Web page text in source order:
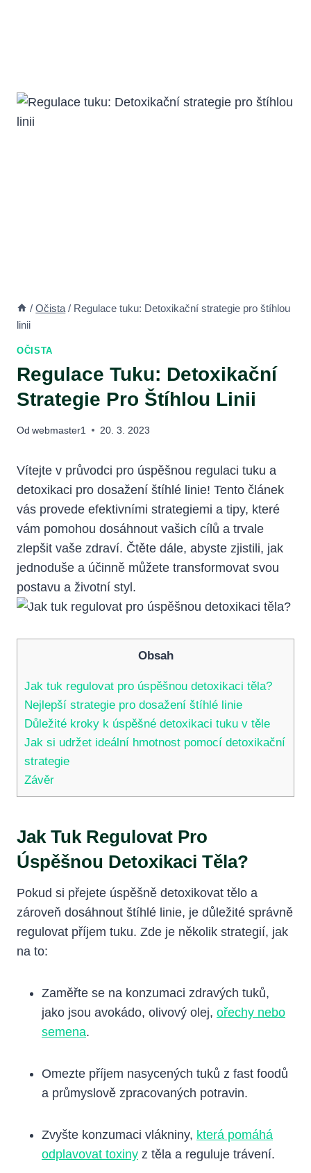
/ Očista / Regulace tuku: Detoxikační strategie pro štíhlou
linii
OČISTA
Regulace Tuku: Detoxikační
Strategie Pro Štíhlou Linii
Od webmaster1 20. 3. 2023
Vítejte v průvodci ‌pro úspěšnou regulaci tuku a
detoxikaci⁢ pro dosažení štíhlé linie!‌ Tento článek
vás provede efektivními ‍strategiemi a tipy, které
⁣vám pomohou dosáhnout vašich cílů a trvale
zlepšit vaše zdraví. Čtěte dále, abyste zjistili, jak
jednoduše a účinně ​můžete transformovat svou
postavu a životní styl.
Obsah
Jak tuk regulovat​ pro úspěšnou detoxikaci těla?
Nejlepší strategie pro dosažení štíhlé‌ linie
Důležité kroky k úspěšné detoxikaci tuku v těle
Jak si udržet ideální hmotnost pomocí detoxikační
strategie
Závěr
Jak Tuk Regulovat​ Pro
Úspěšnou Detoxikaci Těla?
Pokud si přejete úspěšně detoxikovat tělo a
zároveň dosáhnout štíhlé linie, je důležité správně
regulovat příjem tuku. Zde je několik strategií, jak
na to:
Zaměřte se na konzumaci zdravých tuků,
jako jsou avokádo, olivový olej, ořechy nebo
semena.
Omezte příjem nasycených tuků z fast foodů
a průmyslově zpracovaných​ potravin.
Zvyšte konzumaci vlákniny, která pomáhá
odplavovat toxiny z těla a reguluje trávení.